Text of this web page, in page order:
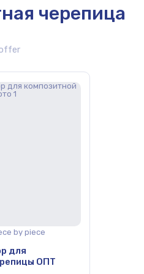
черепица
by piece
для
ОПТ